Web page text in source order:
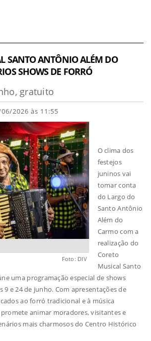
SANTO ANTÔNIO ALÉM DO
SHOWS DE FORRÓ
gratuito
2026 às 11:55
Foto: DIV
O clima dos
festejos
juninos vai
tomar conta
do Largo do
Santo Antônio
Além do
Carmo com a
realização do
Coreto
Musical Santo
uma programação especial de shows
9 e 24 de junho. Com apresentações de
ao forró tradicional e à música
animar moradores, visitantes e
mais charmosos do Centro Histórico